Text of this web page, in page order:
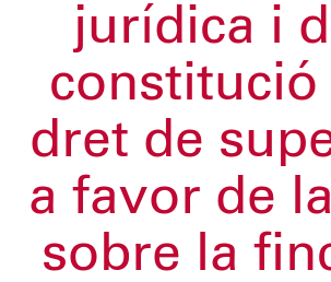
jurídica i
constitució
dret de
a favor de
sobre la